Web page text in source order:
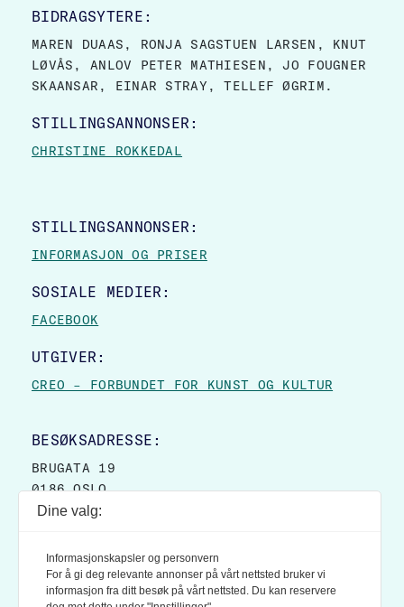
BIDRAGSYTERE:
MAREN DUAAS, RONJA SAGSTUEN LARSEN, KNUT
LØVÅS, ANLOV PETER MATHIESEN, JO FOUGNER
SKAANSAR, EINAR STRAY, TELLEF ØGRIM.
STILLINGSANNONSER:
CHRISTINE ROKKEDAL
STILLINGSANNONSER:
INFORMASJON OG PRISER
SOSIALE MEDIER:
FACEBOOK
UTGIVER:
CREO – FORBUNDET FOR KUNST OG KULTUR
BESØKSADRESSE:
BRUGATA 19
0186 OSLO
POSTBOKS 9007 GRØNLAND
0133 OSLO
Dine valg:
Informasjonskapsler og personvern
For å gi deg relevante annonser på vårt nettsted bruker vi
informasjon fra ditt besøk på vårt nettsted. Du kan reservere